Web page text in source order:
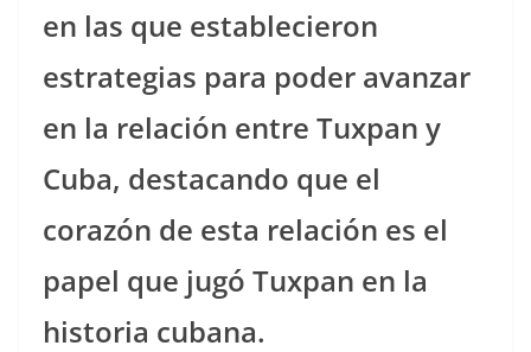
en las que establecieron
estrategias para poder avanzar
en la relación entre Tuxpan y
Cuba, destacando que el
corazón de esta relación es el
papel que jugó Tuxpan en la
historia cubana.